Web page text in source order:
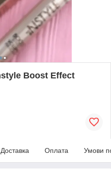
Boost Effect
Доставка Оплата Умови